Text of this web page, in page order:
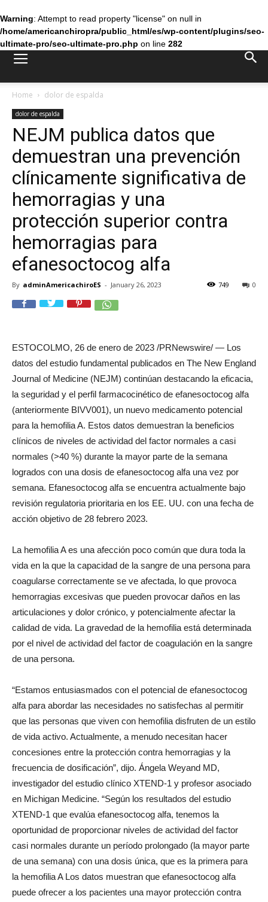
Warning: Attempt to read property "license" on null in
/home/americanchiropra/public_html/es/wp-content/plugins/seo-
ultimate-pro/seo-ultimate-pro.php on line 282
Home dolor de espalda
dolor de espalda
NEJM publica datos que
demuestran una prevención
clínicamente significativa de
hemorragias y una
protección superior contra
hemorragias para
efanesoctocog alfa
By adminAmericachiroES - January 26, 2023 0
749
ESTOCOLMO, 26 de enero de 2023 /PRNewswire/ — Los
datos del estudio fundamental publicados en The New England
Journal of Medicine (NEJM) continúan destacando la eficacia,
la seguridad y el perfil farmacocinético de efanesoctocog alfa
(anteriormente BIVV001), un nuevo medicamento potencial
para la hemofilia A. Estos datos demuestran la beneficios
clínicos de niveles de actividad del factor normales a casi
normales (>40 %) durante la mayor parte de la semana
logrados con una dosis de efanesoctocog alfa una vez por
semana. Efanesoctocog alfa se encuentra actualmente bajo
revisión regulatoria prioritaria en los EE. UU. con una fecha de
acción objetivo de 28 febrero 2023.
La hemofilia A es una afección poco común que dura toda la
vida en la que la capacidad de la sangre de una persona para
coagularse correctamente se ve afectada, lo que provoca
hemorragias excesivas que pueden provocar daños en las
articulaciones y dolor crónico, y potencialmente afectar la
calidad de vida. La gravedad de la hemofilia está determinada
por el nivel de actividad del factor de coagulación en la sangre
de una persona.
“Estamos entusiasmados con el potencial de efanesoctocog
alfa para abordar las necesidades no satisfechas al permitir
que las personas que viven con hemofilia disfruten de un estilo
de vida activo. Actualmente, a menudo necesitan hacer
concesiones entre la protección contra hemorragias y la
frecuencia de dosificación”, dijo. Ángela Weyand MD,
investigador del estudio clínico XTEND-1 y profesor asociado
en Michigan Medicine. “Según los resultados del estudio
XTEND-1 que evalúa efanesoctocog alfa, tenemos la
oportunidad de proporcionar niveles de actividad del factor
casi normales durante un período prolongado (la mayor parte
de una semana) con una dosis única, que es la primera para
la hemofilia A Los datos muestran que efanesoctocog alfa
puede ofrecer a los pacientes una mayor protección contra